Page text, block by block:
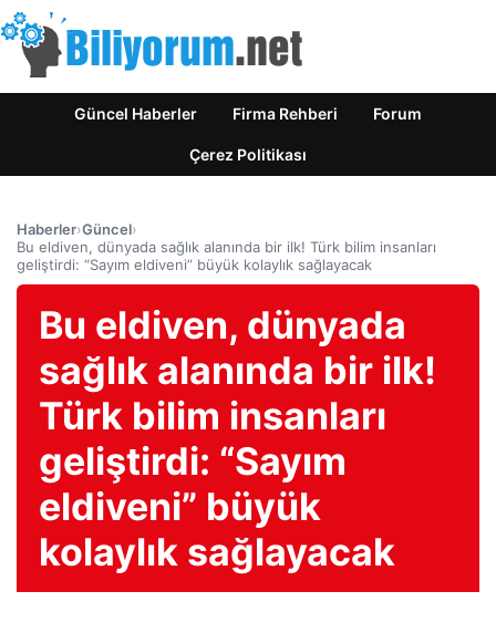
Güncel Haberler Firma Rehberi Forum
Çerez Politikası
Haberler›Güncel›
Bu eldiven, dünyada sağlık alanında bir ilk! Türk bilim insanları
geliştirdi: “Sayım eldiveni” büyük kolaylık sağlayacak
Bu eldiven, dünyada
sağlık alanında bir ilk!
Türk bilim insanları
geliştirdi: “Sayım
eldiveni” büyük
kolaylık sağlayacak